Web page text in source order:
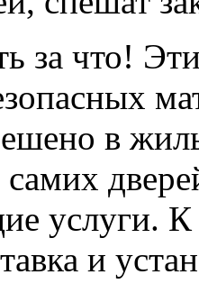
за что!
в
самих
услуги.
и